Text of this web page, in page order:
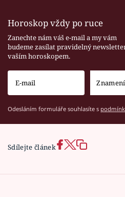
Horoskop vždy po ruce
Zanechte nám váš e-mail a my vám
budeme zasílat pravidelný
vaším horoskopem.
Odesláním formuláře souhlasíte s
Sdílejte článek